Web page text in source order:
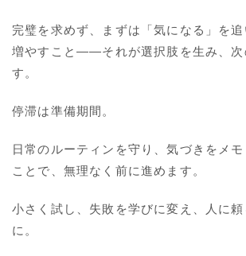
完璧を求めず、まずは「気になる」を
増やすこと――それが選択肢を生み、次
す。
停滞は準備期間。
日常のルーティンを守り、気づきをメ
ことで、無理なく前に進めます。
小さく試し、失敗を学びに変え、人に
に。